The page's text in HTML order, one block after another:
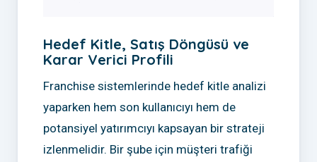
Hedef Kitle, Satış Döngüsü ve
Karar Verici Profili
Franchise sistemlerinde hedef kitle analizi
yaparken hem son kullanıcıyı hem de
potansiyel yatırımcıyı kapsayan bir strateji
izlenmelidir. Bir şube için müşteri trafiği